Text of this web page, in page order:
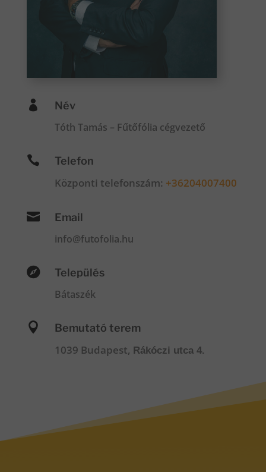
 Név
Tóth Tamás – Fűtőfólia cégvezető
 Telefon
Központi telefonszám: +36204007400
 Email
info@futofolia.hu
 Település
Bátaszék
 Bemutató terem
1039 Budapest, Rákóczi utca 4.